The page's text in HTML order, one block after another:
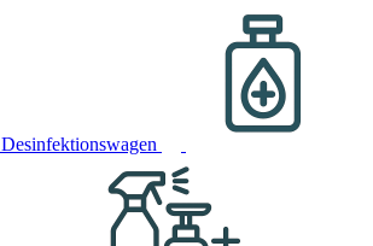
Desinfektionswagen